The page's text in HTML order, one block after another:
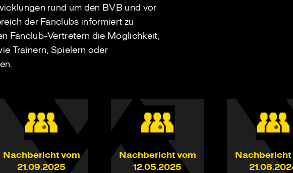
rund um den BVB und vor
der Fanclubs informiert zu
Fanclub-Vertretern die Möglichkeit,
Trainern, Spielern oder
Nachbericht vom
21.09.2025
Nachbericht vom
12.05.2025
Nachbericht